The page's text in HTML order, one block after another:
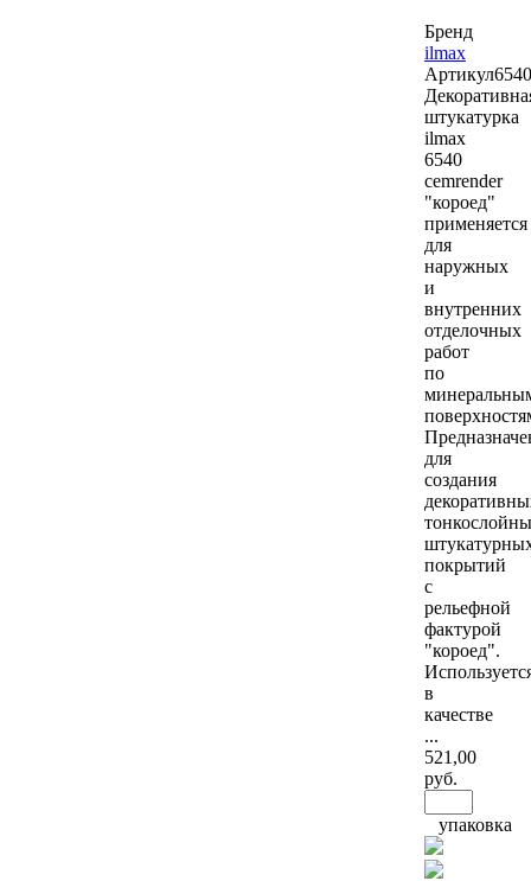
Бренд
ilmax
Артикул
штукатурка
ilmax
6540
cemrender
"короед"
применяется
для
наружных
и
внутренних
отделочных
работ
по
для
создания
покрытий
с
рельефной
фактурой
"короед".
в
качестве
...
521 ,00
руб.
упаковка